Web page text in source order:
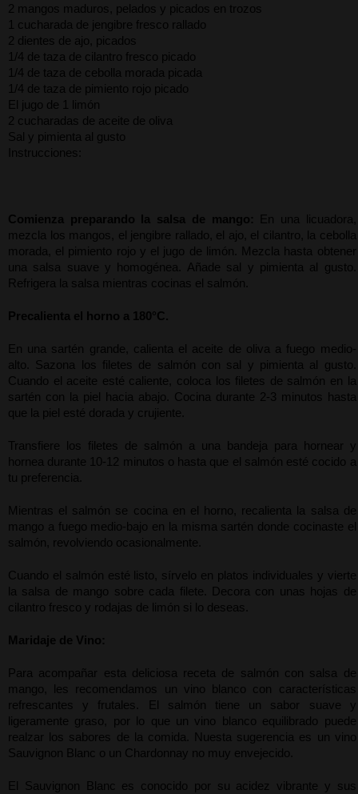
2 mangos maduros, pelados y picados en trozos
1 cucharada de jengibre fresco rallado
2 dientes de ajo, picados
1/4 de taza de cilantro fresco picado
1/4 de taza de cebolla morada picada
1/4 de taza de pimiento rojo picado
El jugo de 1 limón
2 cucharadas de aceite de oliva
Sal y pimienta al gusto
Instrucciones:
Comienza preparando la salsa de mango: En una licuadora,
mezcla los mangos, el jengibre rallado, el ajo, el cilantro, la cebolla
morada, el pimiento rojo y el jugo de limón. Mezcla hasta obtener
una salsa suave y homogénea. Añade sal y pimienta al gusto.
Refrigera la salsa mientras cocinas el salmón.
Precalienta el horno a 180°C.
En una sartén grande, calienta el aceite de oliva a fuego medio-
alto. Sazona los filetes de salmón con sal y pimienta al gusto.
Cuando el aceite esté caliente, coloca los filetes de salmón en la
sartén con la piel hacia abajo. Cocina durante 2-3 minutos hasta
que la piel esté dorada y crujiente.
Transfiere los filetes de salmón a una bandeja para hornear y
hornea durante 10-12 minutos o hasta que el salmón esté cocido a
tu preferencia.
Mientras el salmón se cocina en el horno, recalienta la salsa de
mango a fuego medio-bajo en la misma sartén donde cocinaste el
salmón, revolviendo ocasionalmente.
Cuando el salmón esté listo, sírvelo en platos individuales y vierte
la salsa de mango sobre cada filete. Decora con unas hojas de
cilantro fresco y rodajas de limón si lo deseas.
Maridaje de Vino:
Para acompañar esta deliciosa receta de salmón con salsa de
mango, les recomendamos un vino blanco con características
refrescantes y frutales. El salmón tiene un sabor suave y
ligeramente graso, por lo que un vino blanco equilibrado puede
realzar los sabores de la comida. Nuesta sugerencia es un vino
Sauvignon Blanc o un Chardonnay no muy envejecido.
El Sauvignon Blanc es conocido por su acidez vibrante y sus